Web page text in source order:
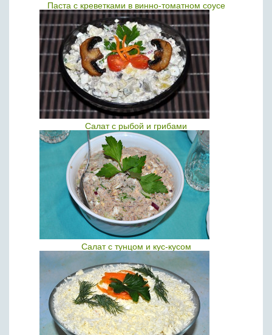
Паста с креветками в винно-томатном соусе
Салат с рыбой и грибами
Салат с тунцом и кус-кусом